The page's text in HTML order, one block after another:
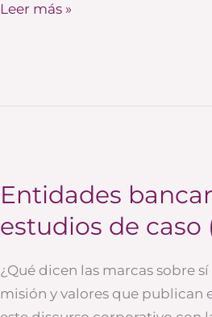
Leer más »
Entidades
estudios de caso
¿Qué dicen las marcas sobre
misión y valores que publican
Entidades
bancarias
en
estudios